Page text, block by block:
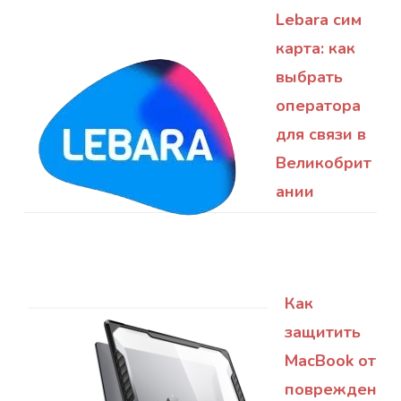
Lebara сим
карта: как
выбрать
оператора
для связи в
Великобрит
ании
Как
защитить
MacBook от
поврежден